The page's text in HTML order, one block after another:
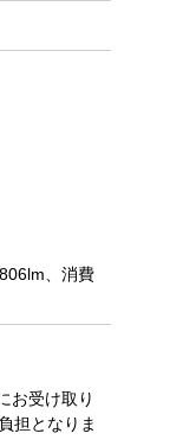
、消費
お受け取り
担となりま